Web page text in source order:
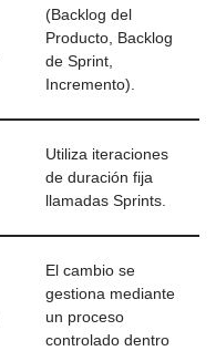
(Backlog del
Producto, Backlog
de Sprint,
Incremento).
Utiliza iteraciones
de duración fija
llamadas Sprints.
El cambio se
gestiona mediante
un proceso
controlado dentro